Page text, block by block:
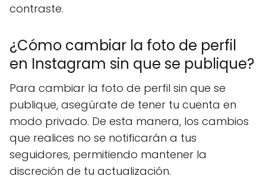
contraste.
¿Cómo cambiar la foto de perfil
en Instagram sin que se publique?
Para cambiar la foto de perfil sin que se
publique, asegúrate de tener tu cuenta en
modo privado. De esta manera, los cambios
que realices no se notificarán a tus
seguidores, permitiendo mantener la
discreción de tu actualización.